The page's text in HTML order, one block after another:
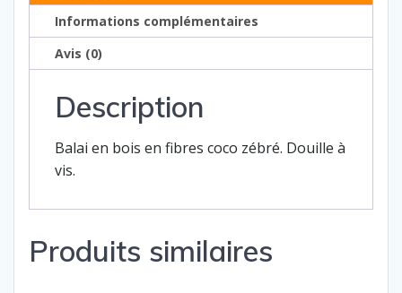
Informations complémentaires
Avis (0)
Description
Balai en bois en fibres coco zébré. Douille à
vis.
Produits similaires